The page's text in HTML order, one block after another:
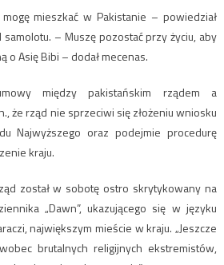
mieszkać w Pakistanie – powiedział
– Muszę pozostać przy życiu, aby
o Asię Bibi – dodał mecenas.
między pakistańskim rządem a
że rząd nie sprzeciwi się złożeniu wniosku
Najwyższego oraz podejmie procedurę
kraju.
został w sobotę ostro skrytykowany na
„Dawn”, ukazującego się w języku
największym mieście w kraju. „Jeszcze
brutalnych religijnych ekstremistów,